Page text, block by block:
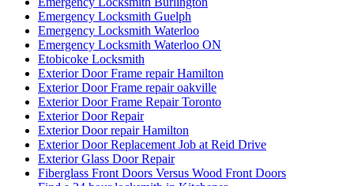
Emergency Locksmith Guelph
Emergency Locksmith Waterloo
Emergency Locksmith Waterloo ON
Etobicoke Locksmith
Exterior Door Frame repair Hamilton
Exterior Door Frame repair oakville
Exterior Door Frame Repair Toronto
Exterior Door Repair
Exterior Door repair Hamilton
Exterior Door Replacement Job at Reid Drive
Exterior Glass Door Repair
Fiberglass Front Doors Versus Wood Front Doors